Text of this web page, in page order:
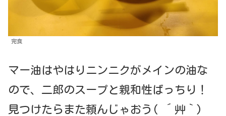
完食
マー油はやはりニンニクがメインの油な
ので、二郎のスープと親和性ばっちり！
見つけたらまた頼んじゃおう( ´艸｀)